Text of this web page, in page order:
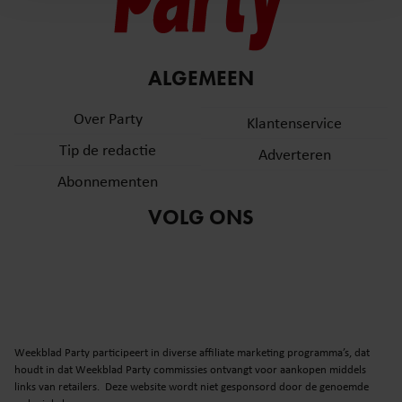
en om ons websiteverkeer te analyseren. Ook delen we
informatie over uw gebruik van onze site met onze
partners kunnen deze gegevens combineren met andere
verzameld op basis van uw gebruik van hun services. U
gaat akkoord met onze cookies als u onze website blijft
ALGEMEEN
Over Party
Tip de redactie
Abonnementen
Klantenservice
Adverteren
VOLG ONS
Weekblad Party participeert in diverse affiliate marketing programma’s, dat
houdt in dat Weekblad Party commissies ontvangt voor aankopen middels
links van retailers. Deze website wordt niet gesponsord door de genoemde